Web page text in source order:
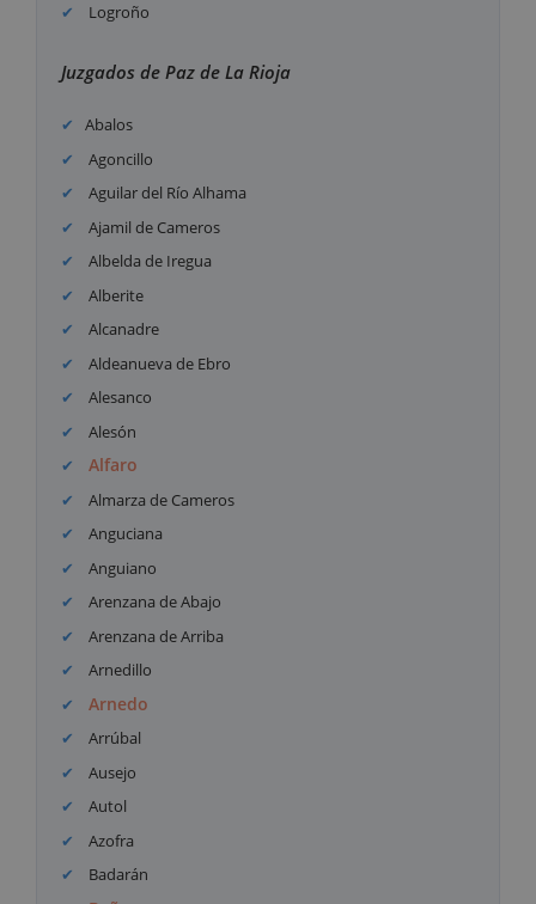
Logroño
Juzgados de Paz de La Rioja
Abalos
Agoncillo
Aguilar del Río Alhama
Ajamil de Cameros
Albelda de Iregua
Alberite
Alcanadre
Aldeanueva de Ebro
Alesanco
Alesón
Alfaro
Almarza de Cameros
Anguciana
Anguiano
Arenzana de Abajo
Arenzana de Arriba
Arnedillo
Arnedo
Arrúbal
Ausejo
Autol
Azofra
Badarán